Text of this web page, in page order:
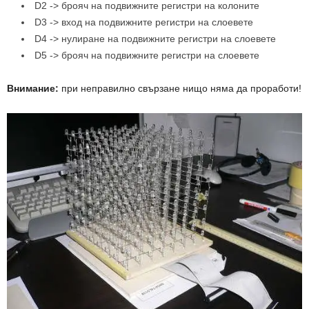
D2 -> брояч на подвижните регистри на колоните
D3 -> вход на подвижните регистри на слоевете
D4 -> нулиране на подвижните регистри на слоевете
D5 -> брояч на подвижните регистри на слоевете
Внимание: при неправилно свързане нищо няма да проработи!